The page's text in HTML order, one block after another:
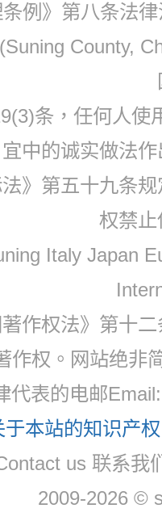
例》第八条法
County,
条，任何人
宜中的诚实做法
法》第五十九条
权禁
Italy Japan
作权法》第十
作权。网站绝非
代表的电邮
于本站的知识产
us 联系我
2009-2026 ©